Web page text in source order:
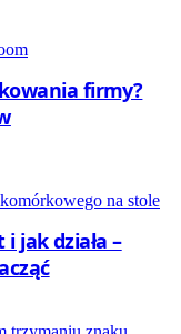
firmy?
jak działa –